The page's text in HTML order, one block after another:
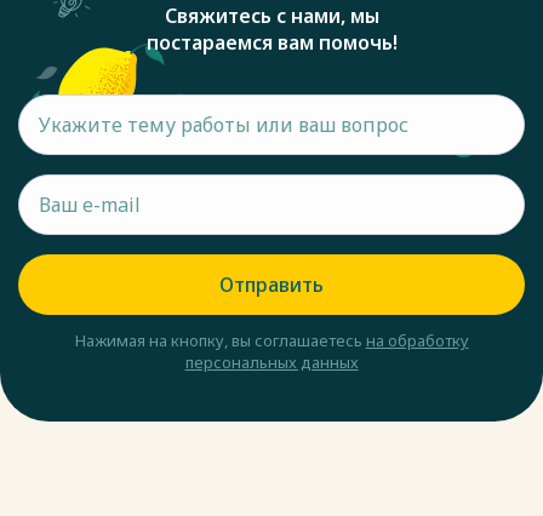
Свяжитесь с нами, мы
постараемся вам помочь!
Отправить
Нажимая на кнопку, вы соглашаетесь на обработку
персональных данных